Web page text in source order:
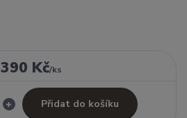
390 Kč/ks
Přidat do košíku